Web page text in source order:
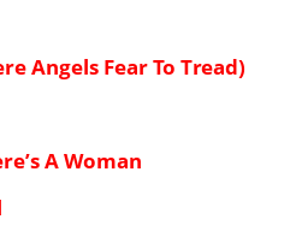
Angels Fear To Tread)
A Woman